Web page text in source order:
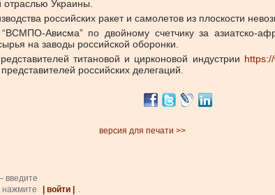
отраслью Украины.
российских ракет и самолетов из плоскости
Ависма” по двойному счетчику за азиатско-
на заводы российской оборонки.
титановой и цирконовой индустрии
российских делегаций.
версия для печати >>
введите
нажмите | войти |
.